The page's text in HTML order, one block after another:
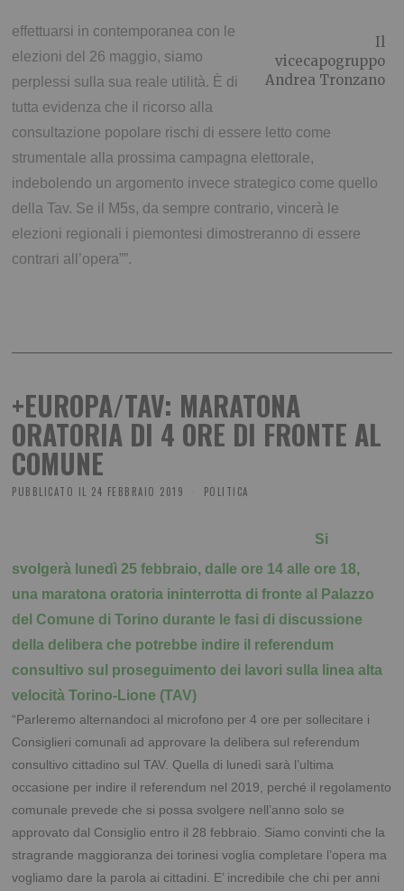
Il
vicecapogruppo
Andrea Tronzano
effettuarsi in contemporanea con le
elezioni del 26 maggio, siamo
perplessi sulla sua reale utilità. È di
tutta evidenza che il ricorso alla
consultazione popolare rischi di essere letto come
strumentale alla prossima campagna elettorale,
indebolendo un argomento invece strategico come quello
della Tav. Se il M5s, da sempre contrario, vincerà le
elezioni regionali i piemontesi dimostreranno di essere
contrari all’opera””.
+EUROPA/TAV: MARATONA
ORATORIA DI 4 ORE DI FRONTE AL
COMUNE
PUBBLICATO IL 24 FEBBRAIO 2019 POLITICA
Si
svolgerà lunedì 25 febbraio, dalle ore 14 alle ore 18,
una maratona oratoria ininterrotta di fronte al Palazzo
del Comune di Torino durante le fasi di discussione
della delibera che potrebbe indire il referendum
consultivo sul proseguimento dei lavori sulla linea alta
velocità Torino-Lione (TAV)
“Parleremo alternandoci al microfono per 4 ore per sollecitare i
Consiglieri comunali ad approvare la delibera sul referendum
consultivo cittadino sul TAV. Quella di lunedì sarà l’ultima
occasione per indire il referendum nel 2019, perché il regolamento
comunale prevede che si possa svolgere nell’anno solo se
approvato dal Consiglio entro il 28 febbraio. Siamo convinti che la
stragrande maggioranza dei torinesi voglia completare l’opera ma
vogliamo dare la parola ai cittadini. E’ incredibile che chi per anni